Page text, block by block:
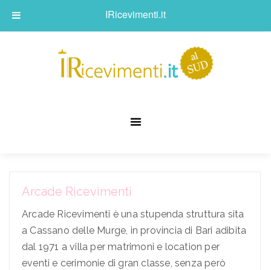
Arcade Ricevimenti
Arcade Ricevimenti è una stupenda struttura sita
a Cassano delle Murge, in provincia di Bari adibita
dal 1971 a villa per matrimoni e location per
eventi e cerimonie di gran classe, senza però
IRicevimenti.it